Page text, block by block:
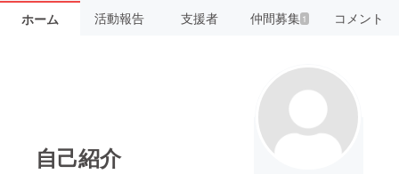
ホーム 活動報告 支援者 仲間募集 1 コメント
自己紹介